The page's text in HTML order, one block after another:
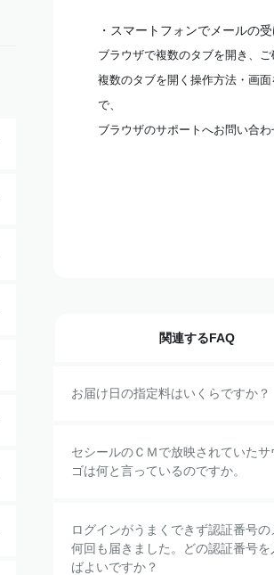
・スマートフォンでメールの
ブラウザで複数のタブを開き、ご
複数のタブを開く操作方法・画
で、
ブラウザのサポートへお問い合
関連するFAQ
お届け日の指定料はいくらですか？
セシールのＣＭで放映されていたサ
ゴは何と言っているのですか。
ログインがうまくできず認証番号の
何回も届きました。どの認証番号を
ばよいですか？